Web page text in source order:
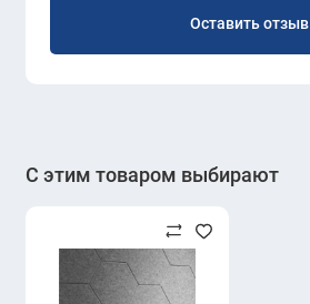
Оставить отзыв
С этим товаром выбирают